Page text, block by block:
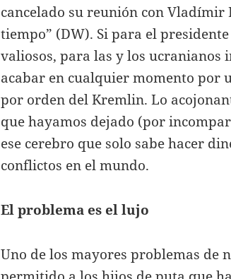
cancelado su reunión con
tiempo” (DW). Si para el
valiosos, para las y los ucranianos
acabar en cualquier momento por
por orden del Kremlin. Lo
que hayamos dejado (por
ese cerebro que solo sabe hacer
conflictos en el mundo.
El problema es el lujo
Uno de los mayores problemas de